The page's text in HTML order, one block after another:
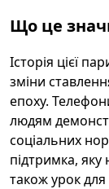
Що це
Історія цієї
зміни
епоху.
людям
соціальних
підтримка,
також урок